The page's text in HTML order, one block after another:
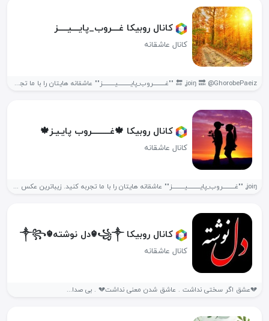
کانال روبیکا غــــروب_پایــــیـــــز
کانال عاشقانه
ʝoiŋ 🔜 @GhorobePaeiz 🔚 ""غــــــــــروب_پایــــــــــیــــــــــز"" عاشقانه هایتان را با ما تجربه کنید....
کانال روبیکا 🍁غــــــــــروب پایـیـز🍁
کانال عاشقانه
ʝoiŋ ""غــــــــــروب_پایــــــــــیــــــــــز"" عاشقانه هایتان را با ما تجربه کنید. زیباترین عکس ها،...
کانال روبیکا ꧁༒☬دل نوشته☬༒꧂
کانال عاشقانه
💔عشق اگر سختی نداشت . عاشق شدن معنی نداشت💔 . بی صدا...